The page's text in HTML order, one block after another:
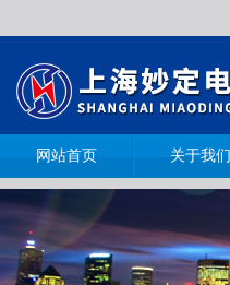
网站首页 关于我们